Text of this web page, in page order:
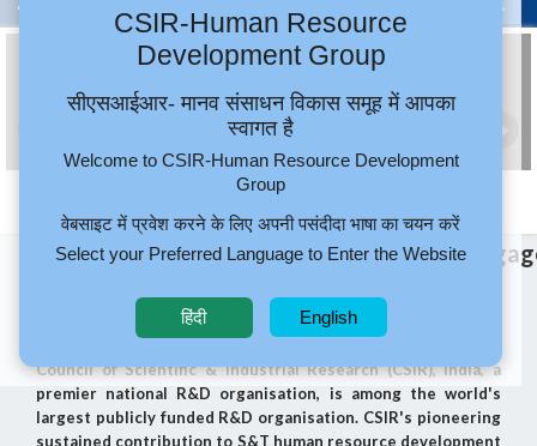
CSIR-Human Resource
Development Group
सीएसआईआर- मानव संसाधन विकास समूह में आपका
स्वागत है
Welcome to CSIR-Human Resource Development
Group
वेबसाइट में प्रवेश करने के लिए अपनी पसंदीदा भाषा का चयन करें
Select your Preferred Language to Enter the Website
हिंदी English